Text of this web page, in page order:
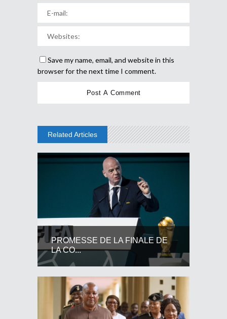
Save my name, email, and website in this
browser for the next time I comment.
Related Articles
PROMESSE DE LA FINALE DE
LA CO...